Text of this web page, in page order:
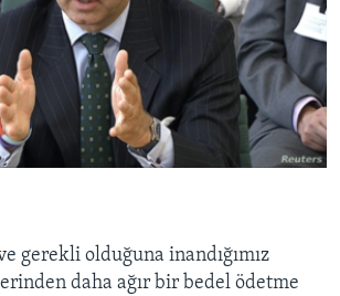
gerekli olduğuna inandığımız
daha ağır bir bedel ödetme